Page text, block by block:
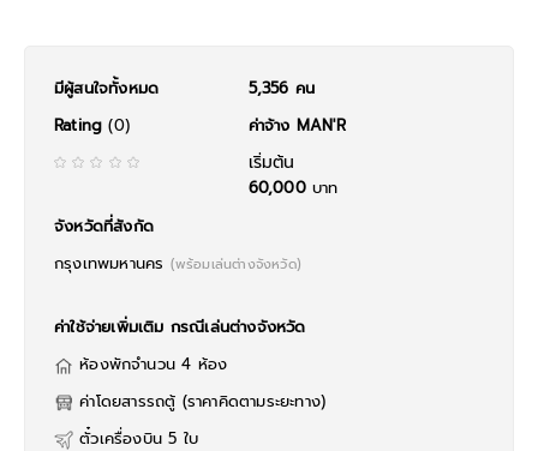
มีผู้สนใจทั้งหมด
5,356 คน
Rating (0) ค่าจ้าง MAN'R
เริ่มต้น
60,000บาท
จังหวัดที่สังกัด
กรุงเทพมหานคร (พร้อมเล่นต่างจังหวัด)
ค่าใช้จ่ายเพิ่มเติม กรณีเล่นต่างจังหวัด
ห้องพักจำนวน 4 ห้อง
ค่าโดยสารรถตู้ (ราคาคิดตามระยะทาง)
ตั๋วเครื่องบิน 5 ใบ